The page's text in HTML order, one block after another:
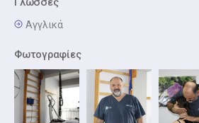
“Μεταβολικά Νοσήματα των οστών” και
Εργοσπιρομετρία, Άσκηση &
ολοκλήρωσε το εκπαιδευτικό
“Εκπαίδευση Εκπαιδευτών Ενηλίκων”.
Τέλος, έχει συμμετάσχει σε
σεμινάρια στην Ελλάδα ως ομιλητής
Αγγλικά
Φωτογραφίες